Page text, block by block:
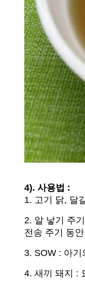
4). 사용법 :
1. 고기 닭, 달
2. 알 낳기 주
전송 주기 동
3. SOW : 아기
4. 새끼 돼지 :